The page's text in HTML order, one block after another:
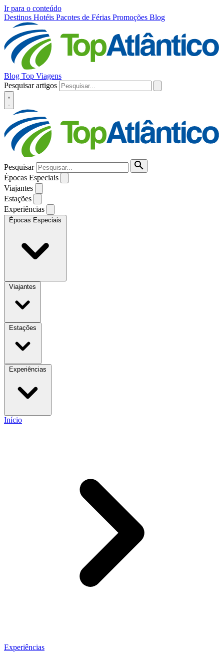
Ir para o conteúdo
Destinos Hotéis Pacotes de Férias Promoções Blog
Blog Top Viagens
Pesquisar artigos
Pesquisar
Épocas Especiais
Viajantes
Estações
Experiências
Épocas Especiais
Viajantes
Estações
Experiências
Início
Experiências